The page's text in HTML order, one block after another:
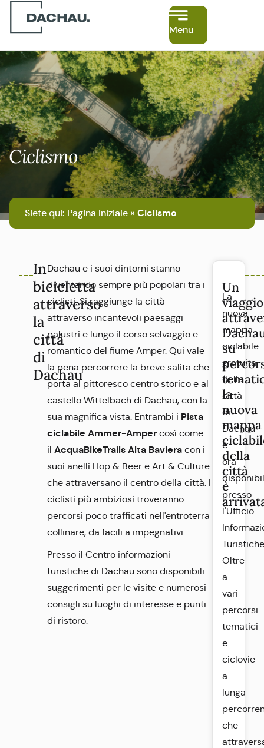
Menu
Siete qui: Pagina iniziale » Ciclismo
Ciclismo
In
bicicletta
attraverso
la
città
di
Dachau
Dachau e i suoi dintorni stanno
diventando sempre più popolari tra i
ciclisti. Si raggiunge la città
attraverso incantevoli paesaggi
palustri e lungo il corso selvaggio e
romantico del fiume Amper. Qui vale
la pena percorrere la breve salita che
porta al pittoresco centro storico e al
castello Wittelbach di Dachau, con la
sua magnifica vista. Entrambi i Pista
ciclabile Ammer-Amper così come
ilAcquaBikeTrails Alta Bavieracon i
suoi anelli Hop & Beer e Art & Culture
che attraversano il centro della città. I
ciclisti più ambiziosi troveranno
percorsi poco trafficati nell'entroterra
collinare, da facili a impegnativi.
Presso il Centro informazioni
turistiche di Dachau sono disponibili
suggerimenti per le visite e numerosi
consigli su luoghi di interesse e punti
di ristoro.
Un
viaggio
su
la
nuova
mappa
della
città
è
La
nuova
mappa
ciclabile
gratuita
della
città
di
Dachau
è
ora
presso
l'Ufficio
Oltre
a
vari
percorsi
tematici
e
ciclovie
a
lunga
che